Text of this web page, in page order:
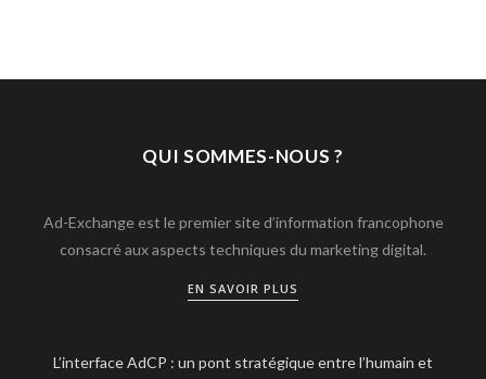
QUI SOMMES-NOUS ?
Ad-Exchange est le premier site d’information francophone
consacré aux aspects techniques du marketing digital.
EN SAVOIR PLUS
L’interface AdCP : un pont stratégique entre l’humain et